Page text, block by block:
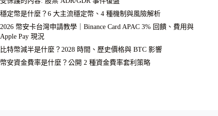
穩定幣是什麼？6 大主流穩定幣、4 種機制與風險解析
2026 幣安卡台灣申請教學｜Binance Card APAC 3% 回饋、費用與
Apple Pay 現況
比特幣減半是什麼？2028 時間、歷史價格與 BTC 影響
幣安資金費率是什麼？公開 2 種資金費率套利策略